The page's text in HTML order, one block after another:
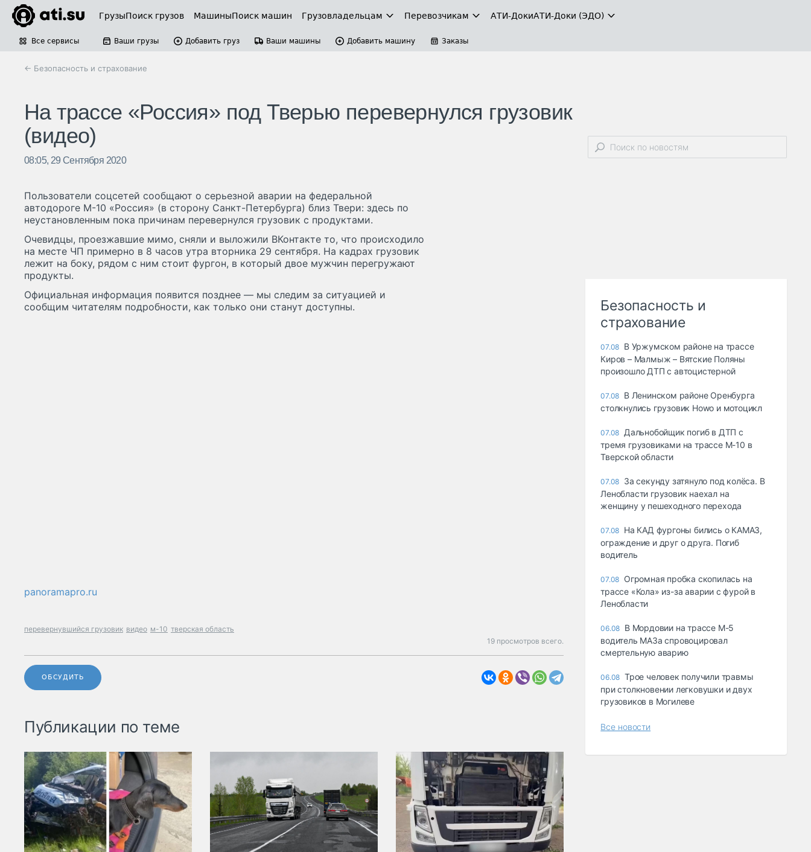
ГрузыПоиск грузов МашиныПоиск машин Грузовладельцам Перевозчикам АТИ-ДокиАТИ-Доки (ЭДО)
Все сервисы Ваши грузы Добавить груз Ваши машины Добавить машину Заказы
← Безопасность и страхование
На трассе «Россия» под Тверью перевернулся грузовик
(видео)
08:05, 29 Сентября 2020
Пользователи соцсетей сообщают о серьезной аварии на федеральной
автодороге М-10 «Россия» (в сторону Санкт-Петербурга) близ Твери: здесь по
неустановленным пока причинам перевернулся грузовик с продуктами.
Очевидцы, проезжавшие мимо, сняли и выложили ВКонтакте то, что происходило
на месте ЧП примерно в 8 часов утра вторника 29 сентября. На кадрах грузовик
лежит на боку, рядом с ним стоит фургон, в который двое мужчин перегружают
продукты.
Официальная информация появится позднее — мы следим за ситуацией и
сообщим читателям подробности, как только они станут доступны.
panoramapro.ru
перевернувшийся грузовик видео м-10 тверская область
19 просмотров всего.
ОБСУДИТЬ
Публикации по теме
Безопасность и
страхование
07.08 В Уржумском районе на трассе
Киров – Малмыж – Вятские Поляны
произошло ДТП с автоцистерной
07.08 В Ленинском районе Оренбурга
столкнулись грузовик Howo и мотоцикл
07.08 Дальнобойщик погиб в ДТП с
тремя грузовиками на трассе М-10 в
Тверской области
07.08 За секунду затянуло под колёса. В
Ленобласти грузовик наехал на
женщину у пешеходного перехода
07.08 На КАД фургоны бились о КАМАЗ,
ограждение и друг о друга. Погиб
водитель
07.08 Огромная пробка скопилась на
трассе «Кола» из-за аварии с фурой в
Ленобласти
06.08 В Мордовии на трассе М-5
водитель МАЗа спровоцировал
смертельную аварию
06.08 Трое человек получили травмы
при столкновении легковушки и двух
грузовиков в Могилеве
Все новости